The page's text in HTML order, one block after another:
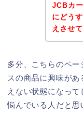
JCBカ
にどう
えさせ
多分、こちらのペー
スの商品に興味が
えない状態になっ
悩んでいる人だと思